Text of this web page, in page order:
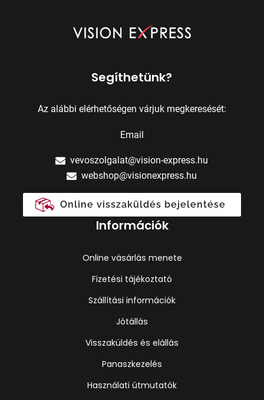
Segíthetünk?
Az alábbi elérhetőségen várjuk megkeresését:
Email
vevoszolgalat@vision-express.hu
webshop@visionexpress.hu
Online visszaküldés bejelentése
Információk
Online vásárlás menete
Fizetési tájékoztató
Szállítási információk
Jótállás
Visszaküldés és elállás
Panaszkezelés
Használati útmutatók